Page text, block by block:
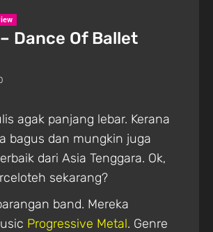
Dance Of Ballet
agak panjang lebar. Kerana
bagus dan mungkin juga
dari Asia Tenggara. Ok,
sekarang?
band. Mereka
Progressive Metal. Genre